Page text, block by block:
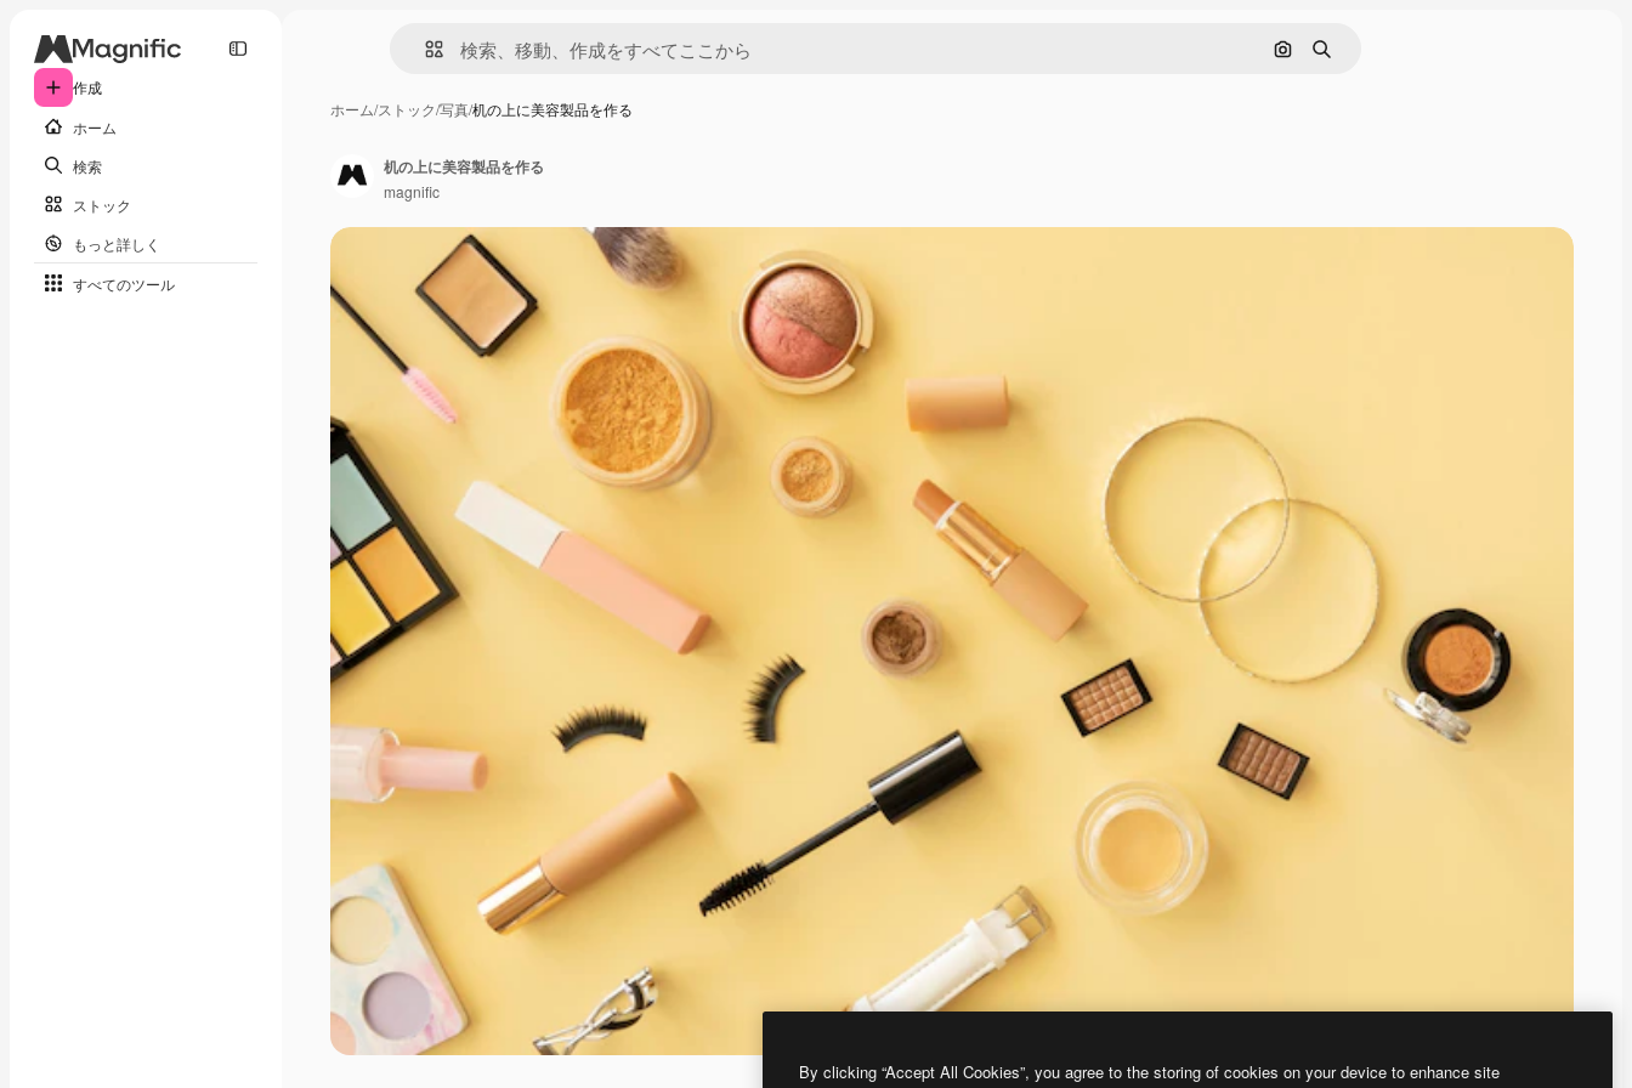
作成
ホーム
検索
ストック
もっと詳しく
すべてのツール
画像で検索
検索
ホーム/ストック/写真/机の上に美容製品を作る
机の上に美容製品を作る
magnific
By clicking “Accept All Cookies”, you agree to the storing of cookies on your device to enhance site